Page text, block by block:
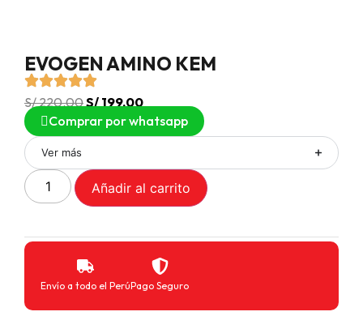
EVOGEN AMINO KEM
S/220.00S/199.00
Comprar por whatsapp
Ver más
Añadir al carrito
Envío a todo el PerúPago Seguro